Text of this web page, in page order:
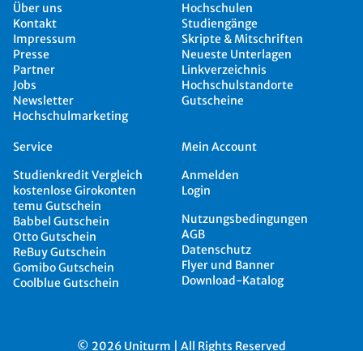
Über uns
Kontakt
Impressum
Presse
Partner
Jobs
Newsletter
Hochschulmarketing
Hochschulen
Studiengänge
Skripte & Mitschriften
Neueste Unterlagen
Linkverzeichnis
Hochschulstandorte
Gutscheine
Service
Studienkredit Vergleich
kostenlose Girokonten
temu Gutschein
Babbel Gutschein
Otto Gutschein
ReBuy Gutschein
Gomibo Gutschein
Coolblue Gutschein
Mein Account
Anmelden
Login
Nutzungsbedingungen
AGB
Datenschutz
Flyer und Banner
Download-Katalog
© 2026 Uniturm | All Rights Reserved